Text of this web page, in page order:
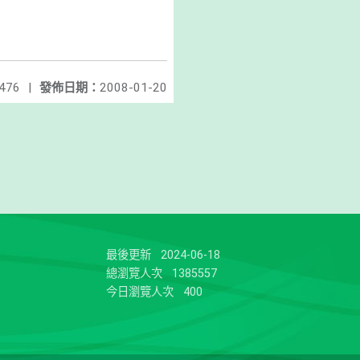
發佈日期： 2008-01-20
|
最後更新
2024-06-18
總瀏覽人次
1385557
今日瀏覽人次
400